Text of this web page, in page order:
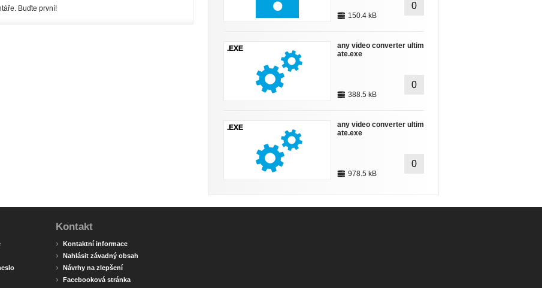
Buďte první!
150.4 kB
0
.EXE
any video converter ultim
ate.exe
388.5 kB
0
.EXE
any video converter ultim
ate.exe
978.5 kB
0
Kontakt
› Kontaktní informace
› Nahlásit závadný obsah
› Návrhy na zlepšení
› Facebooková stránka